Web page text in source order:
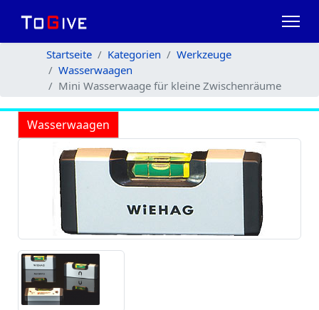
Startseite Kategorien
Werkzeuge
Wasserwaagen
Mini Wasserwaage für kleine Zwischenräume
Wasserwaagen